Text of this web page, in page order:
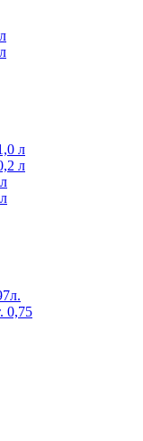
л
л
0,75